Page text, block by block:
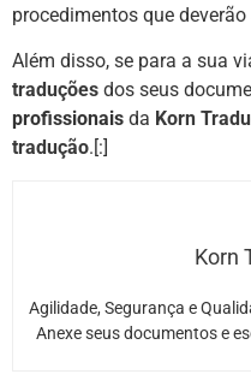
procedimentos que
Além disso, se para a sua
traduções dos seus
profissionais da Korn
tradução.[:]
Korn
Agilidade, Segurança e
Anexe seus documentos e